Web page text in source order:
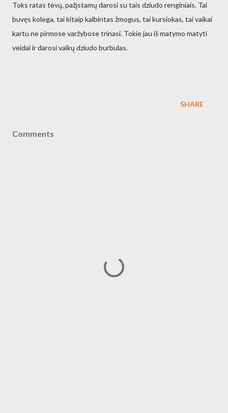
Toks ratas tėvų, pažįstamų darosi su tais dziudo renginiais. Tai
buvęs kolega, tai kitaip kalbintas žmogus, tai kursiokas, tai vaikai
kartu ne pirmose varžybose trinasi. Tokie jau iš matymo matyti
veidai ir darosi vaikų dziudo burbulas.
SHARE
Comments